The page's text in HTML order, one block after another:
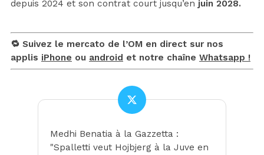
depuis 2024 et son contrat court jusqu’en juin 2028.
🔁 Suivez le mercato de l’OM en direct sur nos
applis iPhone ou android et notre chaîne Whatsapp !
Medhi Benatia à la Gazzetta :
"Spalletti veut Hojbjerg à la Juve en